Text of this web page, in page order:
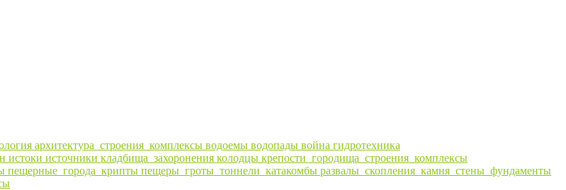
архитектура_строения_комплексы водоемы водопады война гидротехника
истоки источники кладбища_захоронения колодцы крепости_городища_строения_комплексы
пещерные_города_крипты пещеры_гроты_тоннели_катакомбы развалы_скопления_камня_стены_фундаменты